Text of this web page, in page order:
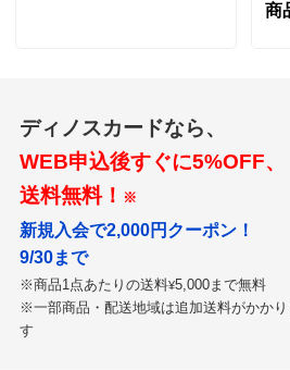
商
ディノスカードなら、
WEB申込後すぐに5%OFF、
送料無料！ ※
新規入会で2,000円クーポン！
9/30まで
※商品1点あたりの送料¥5,000まで無料
※一部商品・配送地域は追加送料がかかり
す